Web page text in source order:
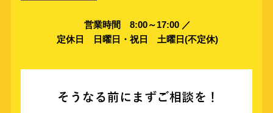
営業時間 8:00～17:00 ／
定休日 日曜日・祝日 土曜日(不定休)